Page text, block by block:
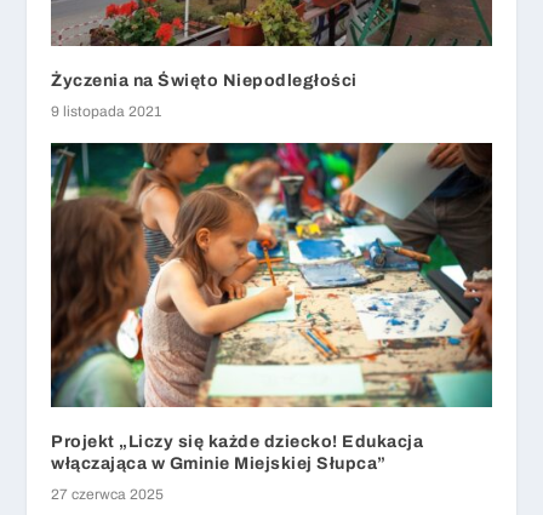
Życzenia na Święto Niepodległości
9 listopada 2021
Projekt „Liczy się każde dziecko! Edukacja
włączająca w Gminie Miejskiej Słupca”
27 czerwca 2025